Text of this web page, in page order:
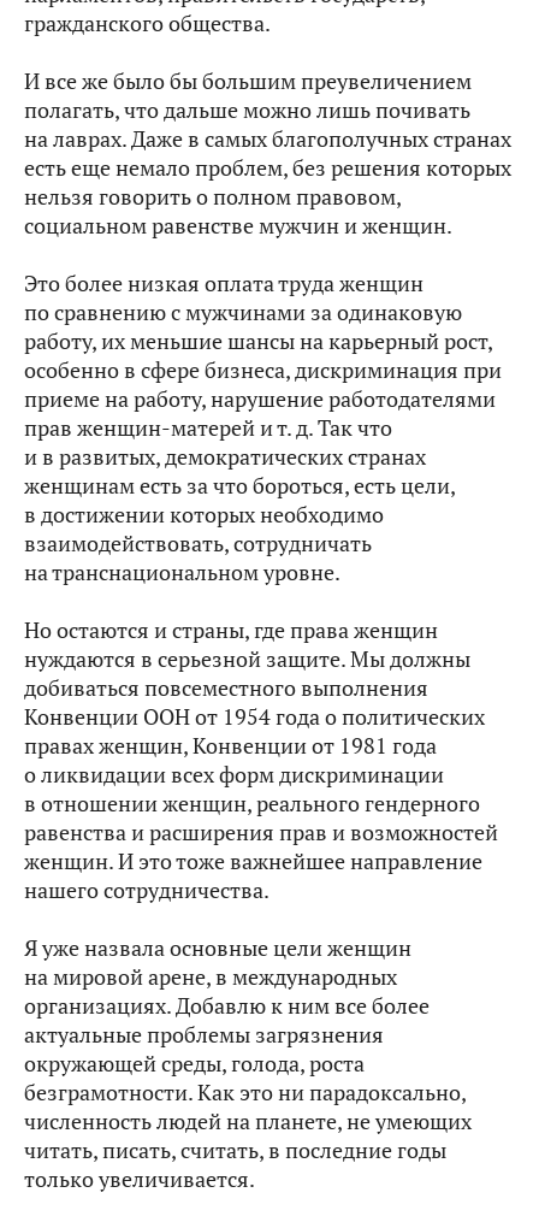
гражданского общества.
И все же было бы большим преувеличением
полагать, что дальше можно лишь почивать
на лаврах. Даже в самых благополучных странах
есть еще немало проблем, без решения которых
нельзя говорить о полном правовом,
социальном равенстве мужчин и женщин.
Это более низкая оплата труда женщин
по сравнению с мужчинами за одинаковую
работу, их меньшие шансы на карьерный рост,
особенно в сфере бизнеса, дискриминация при
приеме на работу, нарушение работодателями
прав женщин-матерей и т. д. Так что
и в развитых, демократических странах
женщинам есть за что бороться, есть цели,
в достижении которых необходимо
взаимодействовать, сотрудничать
на транснациональном уровне.
Но остаются и страны, где права женщин
нуждаются в серьезной защите. Мы должны
добиваться повсеместного выполнения
Конвенции ООН от 1954 года о политических
правах женщин, Конвенции от 1981 года
о ликвидации всех форм дискриминации
в отношении женщин, реального гендерного
равенства и расширения прав и возможностей
женщин. И это тоже важнейшее направление
нашего сотрудничества.
Я уже назвала основные цели женщин
на мировой арене, в международных
организациях. Добавлю к ним все более
актуальные проблемы загрязнения
окружающей среды, голода, роста
безграмотности. Как это ни парадоксально,
численность людей на планете, не умеющих
читать, писать, считать, в последние годы
только увеличивается.